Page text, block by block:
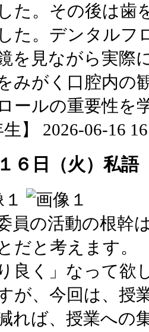
た。その後は歯
た。デンタルフ
を見ながら実際
みがく口腔内の
ールの重要性を
生】 2026-06-16
６日（火）私
員の活動の根幹
だと考えます。
り良く」なって
が、今回は、授
れば、授業への